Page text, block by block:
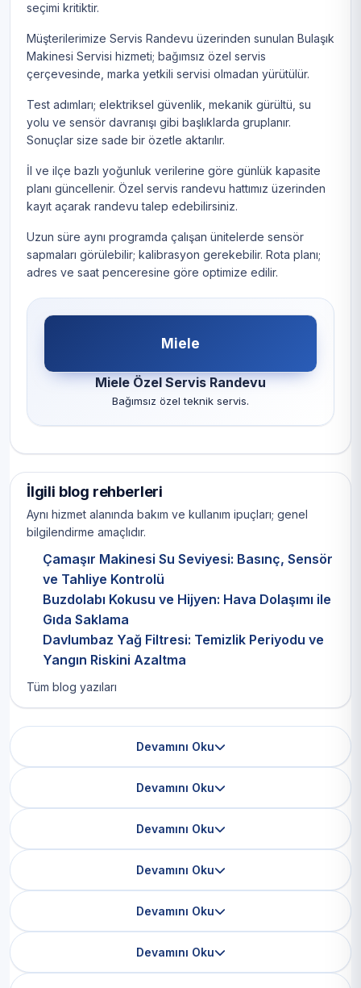
seçimi kritiktir.
Müşterilerimize Servis Randevu üzerinden sunulan Bulaşık
Makinesi Servisi hizmeti; bağımsız özel servis
çerçevesinde, marka yetkili servisi olmadan yürütülür.
Test adımları; elektriksel güvenlik, mekanik gürültü, su
yolu ve sensör davranışı gibi başlıklarda gruplanır.
Sonuçlar size sade bir özetle aktarılır.
İl ve ilçe bazlı yoğunluk verilerine göre günlük kapasite
planı güncellenir. Özel servis randevu hattımız üzerinden
kayıt açarak randevu talep edebilirsiniz.
Uzun süre aynı programda çalışan ünitelerde sensör
sapmaları görülebilir; kalibrasyon gerekebilir. Rota planı;
adres ve saat penceresine göre optimize edilir.
Miele
Miele Özel Servis Randevu
Bağımsız özel teknik servis.
İlgili blog rehberleri
Aynı hizmet alanında bakım ve kullanım ipuçları; genel
bilgilendirme amaçlıdır.
Çamaşır Makinesi Su Seviyesi: Basınç, Sensör
ve Tahliye Kontrolü
Buzdolabı Kokusu ve Hijyen: Hava Dolaşımı ile
Gıda Saklama
Davlumbaz Yağ Filtresi: Temizlik Periyodu ve
Yangın Riskini Azaltma
Tüm blog yazıları
Devamını Oku
Devamını Oku
Devamını Oku
Devamını Oku
Devamını Oku
Devamını Oku